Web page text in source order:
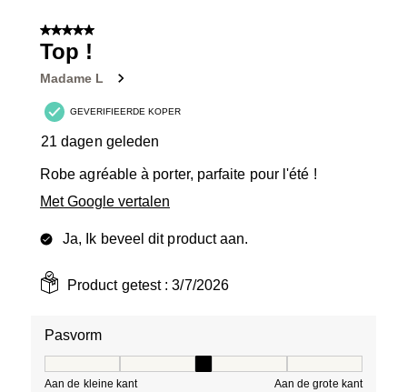
5 van 5 sterren.
Top !
Madame L
GEVERIFIEERDE KOPER
21 dagen geleden
Robe agréable à porter, parfaite pour l'été !
Met Google vertalen
Ja, Ik beveel dit product aan.
Product getest :3/7/2026
Pasvorm
Aan de kleine kant Aan de grote kant